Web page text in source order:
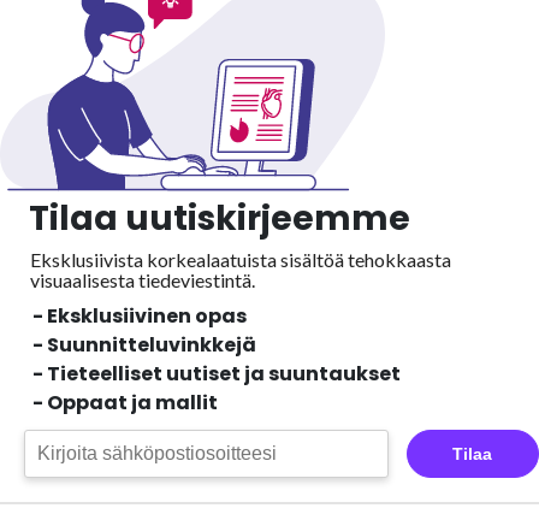
Tilaa uutiskirjeemme
Eksklusiivista korkealaatuista sisältöä tehokkaasta
visuaalisestatiedeviestintä.
- Eksklusiivinen opas
- Suunnitteluvinkkejä
- Tieteelliset uutiset ja suuntaukset
- Oppaat ja mallit
Tilaa